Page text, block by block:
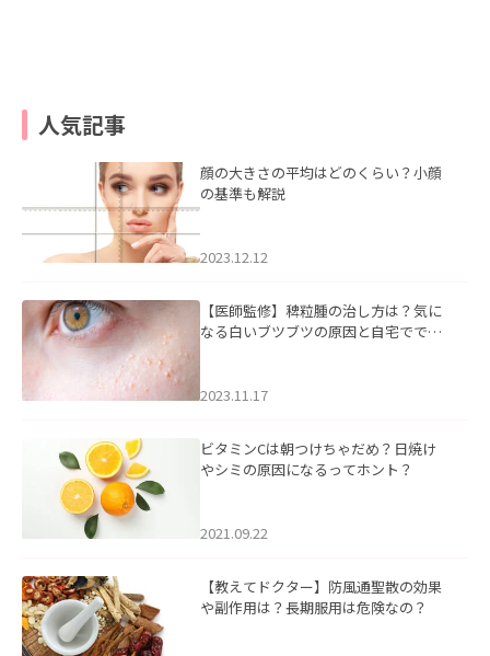
人気記事
顔の大きさの平均はどのくらい？小顔
の基準も解説
2023.12.12
【医師監修】稗粒腫の治し方は？気に
なる白いブツブツの原因と自宅ででき
2023.11.17
ビタミンCは朝つけちゃだめ？日焼け
やシミの原因になるってホント？
2021.09.22
【教えてドクター】防風通聖散の効果
や副作用は？長期服用は危険なの？